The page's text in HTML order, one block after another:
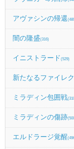
アヴァシンの帰還
闇の隆盛(316)
イニストラード (529)
新たなるファイレ
ミラディン包囲戦
ミラディンの傷跡
エルドラージ覚醒